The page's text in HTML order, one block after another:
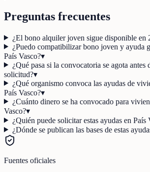
Preguntas frecuentes
¿El bono alquiler joven sigue disponible en
¿Puedo compatibilizar bono joven y ayuda
País Vasco?▾
¿Qué pasa si la convocatoria se agota antes
solicitud?▾
¿Qué organismo convoca las ayudas de
País Vasco?▾
¿Cuánto dinero se ha convocado para
Vasco?▾
¿Quién puede solicitar estas ayudas en País
¿Dónde se publican las bases de estas
Fuentes oficiales